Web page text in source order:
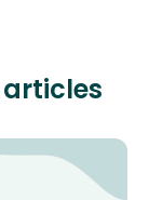
articles